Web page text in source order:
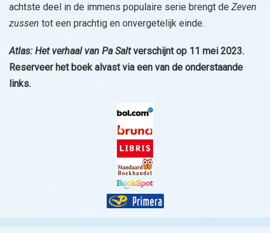
achtste deel in de immens populaire serie brengt de Zeven
zussen tot een prachtig en onvergetelijk einde.
Atlas: Het verhaal van Pa Saltverschijnt op 11 mei 2023.
Reserveer het boek alvast via een van de onderstaande
links.